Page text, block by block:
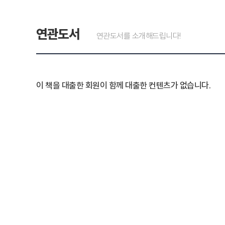
연관도서 연관도서를 소개해드립니다!
이 책을 대출한 회원이 함께 대출한 컨텐츠가 없습니다.